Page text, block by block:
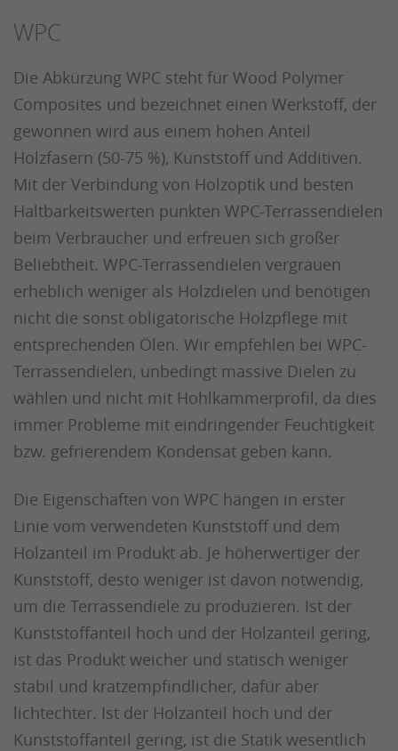
WPC
Die Abkürzung WPC steht für Wood Polymer
Composites und bezeichnet einen Werkstoff, der
gewonnen wird aus einem hohen Anteil
Holzfasern (50-75 %), Kunststoff und Additiven.
Mit der Verbindung von Holzoptik und besten
Haltbarkeitswerten punkten WPC-Terrassendielen
beim Verbraucher und erfreuen sich großer
Beliebtheit. WPC-Terrassendielen vergrauen
erheblich weniger als Holzdielen und benötigen
nicht die sonst obligatorische Holzpflege mit
entsprechenden Ölen. Wir empfehlen bei WPC-
Terrassendielen, unbedingt massive Dielen zu
wählen und nicht mit Hohlkammerprofil, da dies
immer Probleme mit eindringender Feuchtigkeit
bzw. gefrierendem Kondensat geben kann.
Die Eigenschaften von WPC hängen in erster
Linie vom verwendeten Kunststoff und dem
Holzanteil im Produkt ab. Je höherwertiger der
Kunststoff, desto weniger ist davon notwendig,
um die Terrassendiele zu produzieren. Ist der
Kunststoffanteil hoch und der Holzanteil gering,
ist das Produkt weicher und statisch weniger
stabil und kratzempfindlicher, dafür aber
lichtechter. Ist der Holzanteil hoch und der
Kunststoffanteil gering, ist die Statik wesentlich